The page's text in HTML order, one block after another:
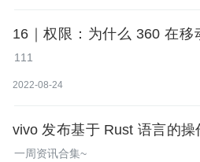
16｜权限：为什么 360 在移
辉煌？
111
2022-08-24
vivo 发布基于 Rust 语言的
节跳动宣布除夕统一放假；大
一周资讯合集~